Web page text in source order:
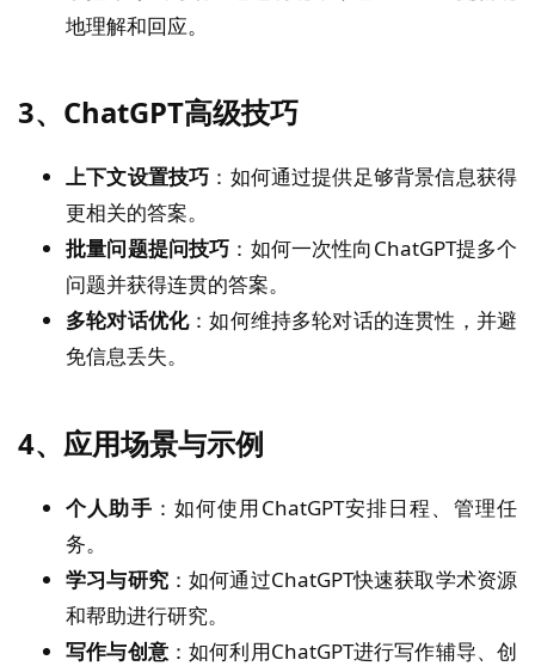
地理解和回应。
3、 ChatGPT高级技巧
上下文设置技巧 ：如何通过提供足够背景信息获得
更相关的答案。
批量问题提问技巧 ：如何一次性向ChatGPT提多个
问题并获得连贯的答案。
多轮对话优化：如何维持多轮对话的连贯性，并避
免信息丢失。
4、 应用场景与示例
个人助手 ：如何使用ChatGPT安排日程、管理任
务。
学习与研究：如何通过ChatGPT快速获取学术资源
和帮助进行研究。
写作与创意：如何利用ChatGPT进行写作辅导、创